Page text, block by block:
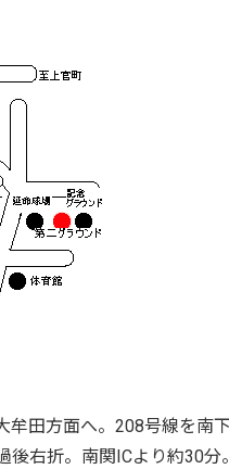
牟田方面へ。208号線を南
右折。南関ICより約30分。